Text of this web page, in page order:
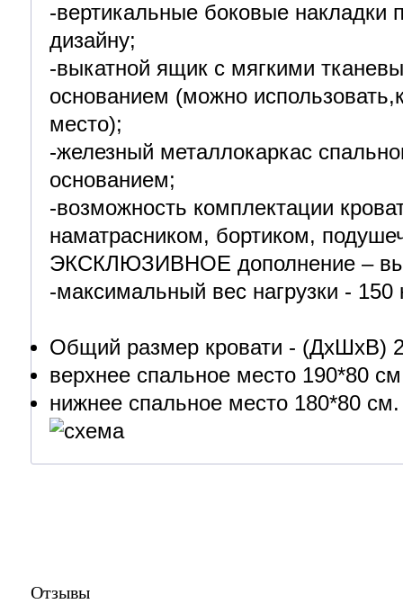
-вертикальные боковые накладки
дизайну;
-выкатной ящик с мягкими
основанием (можно
место);
-железный металлокаркас
основанием;
-возможность комплектации
наматрасником, бортиком,
ЭКСКЛЮЗИВНОЕ дополнение –
-максимальный вес нагрузки - 150
Общий размер кровати - (ДхШхВ)
верхнее спальное место 190*80
нижнее спальное место 180*80 см.
Отзывы